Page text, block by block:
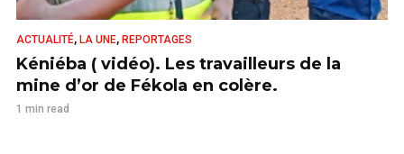
ACTUALITÉ, LA UNE, REPORTAGES
Kéniéba ( vidéo). Les travailleurs de la
mine d’or de Fékola en colère.
1 min read